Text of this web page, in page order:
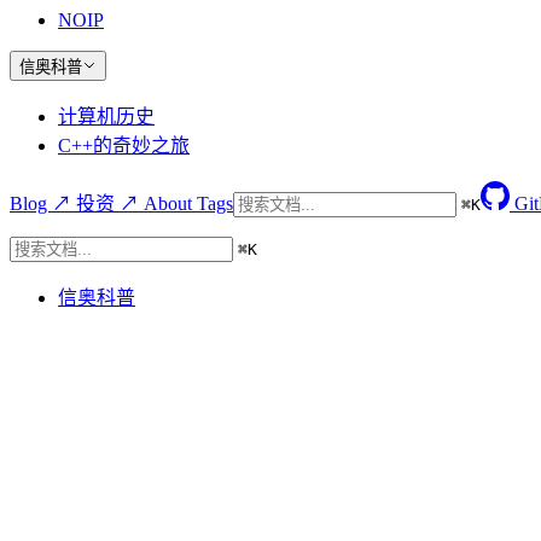
NOIP
信奥科普
计算机历史
C++的奇妙之旅
Blog ↗ 投资 ↗ About Tags ⌘K
⌘K
信奥科普